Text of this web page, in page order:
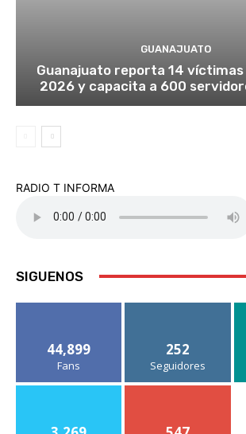
GUANAJUATO
Guanajuato reporta 14
2026 y capacita a 600
RADIO T INFORMA
SIGUENOS
44,899
Fans
252
Seguidores